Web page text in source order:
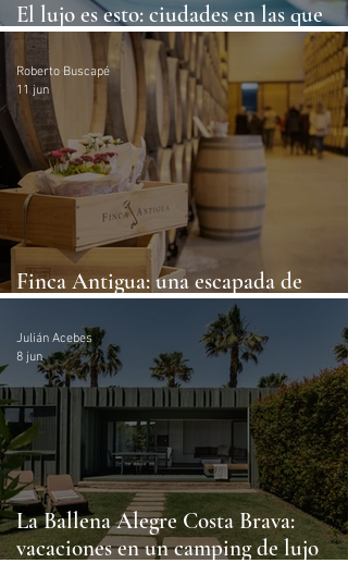
El lujo es esto: ciudades en las que
comer de diez sin arruinarse
Finca Antigua: una escapada de
enoturismo con horizonte manchego
Roberto Buscapé
11 jun
La Ballena Alegre Costa Brava:
vacaciones en un camping de lujo
Julián Acebes
8 jun